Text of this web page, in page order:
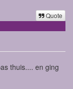
Quote
thuis.... en ging